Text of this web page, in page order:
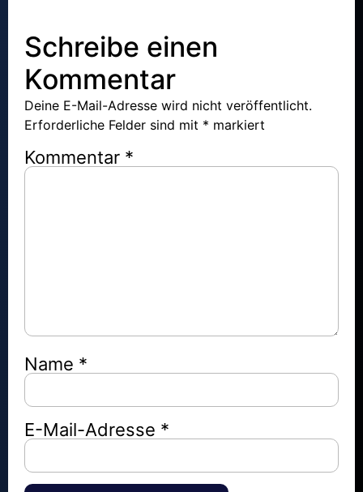
Schreibe einen
Kommentar
Deine E-Mail-Adresse wird nicht veröffentlicht.
Erforderliche Felder sind mit * markiert
Kommentar *
Name *
E-Mail-Adresse *